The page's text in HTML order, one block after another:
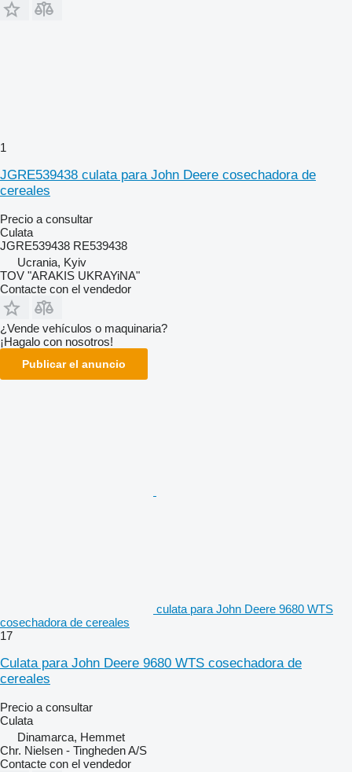
1
JGRE539438 culata para John Deere cosechadora de
cereales
Precio a consultar
Culata
JGRE539438 RE539438
Ucrania, Kyiv
TOV "ARAKIS UKRAYiNA"
Contacte con el vendedor
¿Vende vehículos o maquinaria?
¡Hagalo con nosotros!
Publicar el anuncio
culata para John Deere 9680 WTS
cosechadora de cereales
17
Culata para John Deere 9680 WTS cosechadora de
cereales
Precio a consultar
Culata
Dinamarca, Hemmet
Chr. Nielsen - Tingheden A/S
Contacte con el vendedor